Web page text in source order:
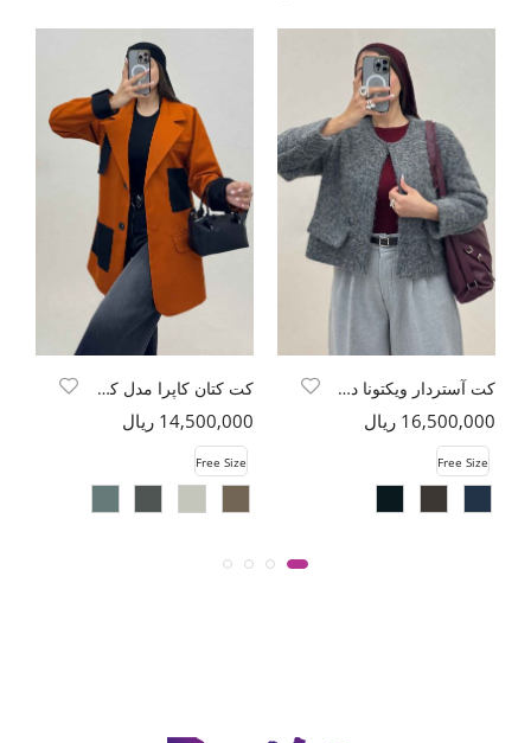
کت آستردار ویکتونا دو درجیب مچ دار
16,500,000 ریال
Free Size
کت کتان کاپرا مدل کایوتی
14,500,000 ریال
Free Size